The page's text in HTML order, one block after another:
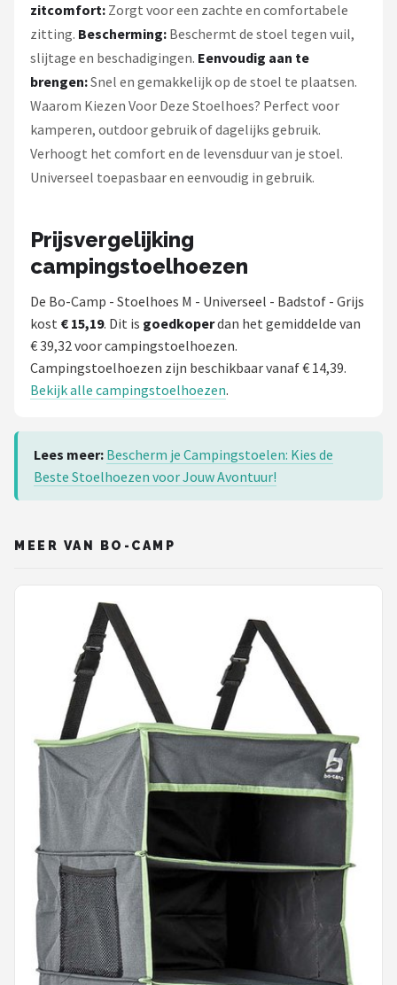
zitcomfort: Zorgt voor een zachte en comfortabele
zitting. Bescherming: Beschermt de stoel tegen vuil,
slijtage en beschadigingen. Eenvoudig aan te
brengen:Snel en gemakkelijk op de stoel te plaatsen.
Waarom Kiezen Voor Deze Stoelhoes? Perfect voor
kamperen, outdoor gebruik of dagelijks gebruik.
Verhoogt het comfort en de levensduur van je stoel.
Universeel toepasbaar en eenvoudig in gebruik.
Prijsvergelijking
campingstoelhoezen
De Bo-Camp - Stoelhoes M - Universeel - Badstof - Grijs
kost € 15,19. Dit is goedkoperdan het gemiddelde van
€ 39,32 voor campingstoelhoezen.
Campingstoelhoezen zijn beschikbaar vanaf € 14,39.
Bekijk alle campingstoelhoezen.
Lees meer: Bescherm je Campingstoelen: Kies de
Beste Stoelhoezen voor Jouw Avontuur!
MEER VAN BO-CAMP